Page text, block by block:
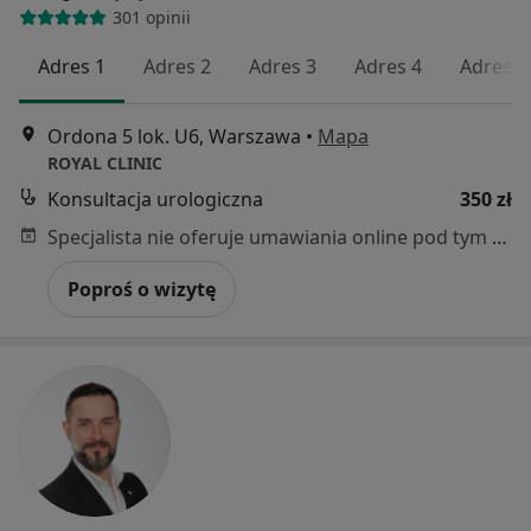
301 opinii
Adres 1 Adres 2 Adres 3 Adres 4 Adres 5
Ordona 5 lok. U6, Warszawa • Mapa
ROYAL CLINIC
Konsultacja urologiczna
350 zł
Specjalista nie oferuje umawiania online pod tym adresem.
Poproś o wizytę